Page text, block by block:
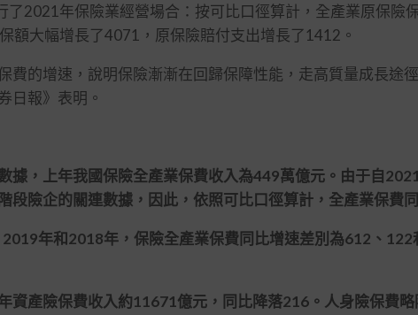
年保險業經營場合：按可比口徑算計，全產業原保險
額大幅增長了4071，原保險賠付支出增長了1412。
的增速，說明保險漸漸在回歸保障性能，走高質量成長途
日報》表明。
，上年我國保險全產業保費收入為449萬億元。由于自
段險企的關連數據，因此，依照可比口徑算計，全產業保費
年和2018年，保險全產業保費同比增速差別為612、122
產險保費收入約11671億元，同比降落216。人身險保費略